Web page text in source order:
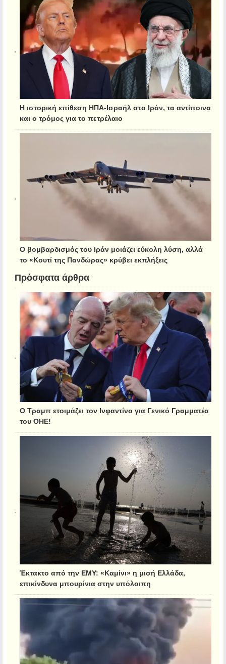
Η ιστορική επίθεση ΗΠΑ-Ισραήλ στο Ιράν, τα αντίποινα
και ο τρόμος για το πετρέλαιο
Ο βομβαρδισμός του Ιράν μοιάζει εύκολη λύση, αλλά
το «Κουτί της Πανδώρας» κρύβει εκπλήξεις
Πρόσφατα άρθρα
Ο Τραμπ ετοιμάζει τον Ινφαντίνο για Γενικό Γραμματέα
του ΟΗΕ!
Έκτακτο από την ΕΜΥ: «Καμίνι» η μισή Ελλάδα,
επικίνδυνα μπουρίνια στην υπόλοιπη